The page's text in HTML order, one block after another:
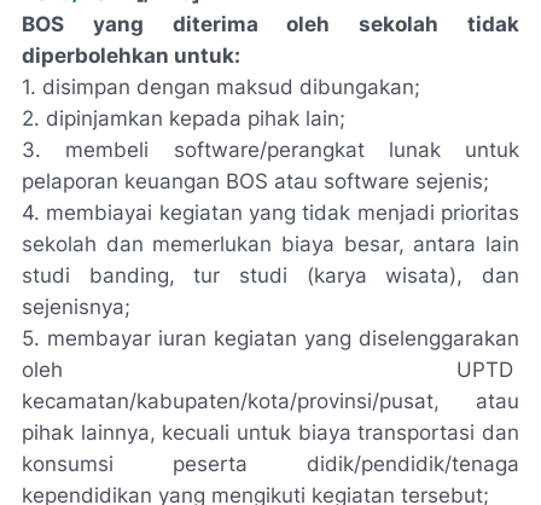
BOS yang diterima oleh sekolah tidak
diperbolehkan untuk:
1. disimpan dengan maksud dibungakan;
2. dipinjamkan kepada pihak lain;
3. membeli software/perangkat lunak untuk
pelaporan keuangan BOS atau software sejenis;
4. membiayai kegiatan yang tidak menjadi prioritas
sekolah dan memerlukan biaya besar, antara lain
studi banding, tur studi (karya wisata), dan
sejenisnya;
5. membayar iuran kegiatan yang diselenggarakan
oleh UPTD
kecamatan/kabupaten/kota/provinsi/pusat, atau
pihak lainnya, kecuali untuk biaya transportasi dan
konsumsi peserta didik/pendidik/tenaga
kependidikan yang mengikuti kegiatan tersebut;